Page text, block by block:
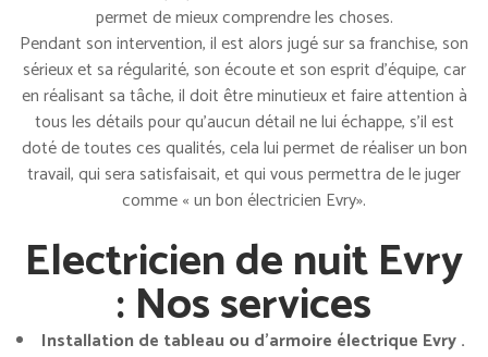
permet de mieux comprendre les choses.
Pendant son intervention, il est alors jugé sur sa franchise, son
sérieux et sa régularité, son écoute et son esprit d’équipe, car
en réalisant sa tâche, il doit être minutieux et faire attention à
tous les détails pour qu’aucun détail ne lui échappe, s’il est
doté de toutes ces qualités, cela lui permet de réaliser un bon
travail, qui sera satisfaisait, et qui vous permettra de le juger
comme « un bon électricien Evry».
Electricien de nuit Evry
: Nos services
Installation de tableau ou d’armoire électrique Evry .